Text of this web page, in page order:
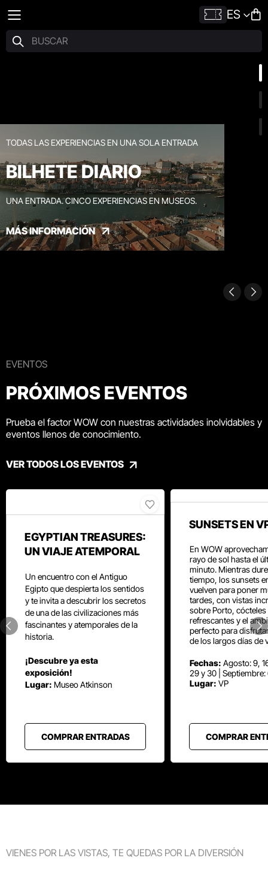
ES
TODAS LAS EXPERIENCIAS EN UNA SOLA ENTRADA
BILHETE DIARIO
UNA ENTRADA. CINCO EXPERIENCIAS EN MUSEOS.
MÁS INFORMACIÓN
EVENTOS
PRÓXIMOS EVENTOS
Prueba el factor WOW con nuestras actividades inolvidables y
eventos llenos de conocimiento.
VER TODOS LOS EVENTOS
EGYPTIAN TREASURES:
UN VIAJE ATEMPORAL
Un encuentro con el Antiguo
Egipto que despierta los sentidos
y te invita a descubrir los secretos
de una de las civilizaciones más
fascinantes y atemporales de la
historia.
¡Descubre ya esta
exposición!
Lugar: Museo Atkinson
COMPRAR ENTRADAS
SUNSETS EN
En WOW
rayo de sol hasta el
minuto. Mientras
tiempo, los sunsets
vuelven para poner
tardes, con vistas
sobre Porto, cócteles
refrescantes y el
perfecto para
de los largos días de
Fechas: Agosto: 9,
29 y 30 |
Lugar: VP
COMPRAR
VIENES POR LAS VISTAS, TE QUEDAS POR LA DIVERSIÓN